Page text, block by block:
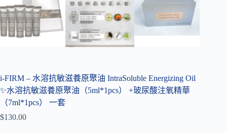
i-FIRM – 水溶抗敏滋養原聚油 IntraSoluble Energizing Oil
✨水溶抗敏滋養原聚油（5ml*1pcs） +玻尿酸注氧精華
（7ml*1pcs） 一套
$130.00